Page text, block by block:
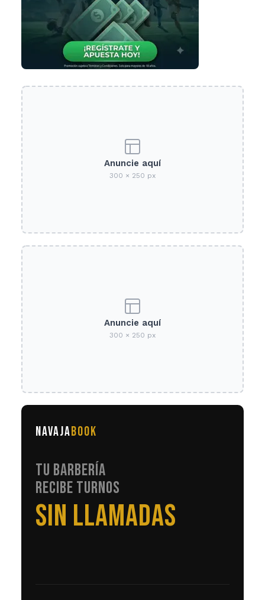
Anuncie aquí
300 × 250 px
Anuncie aquí
300 × 250 px
NAVAJABOOK
TU BARBERÍA
RECIBE TURNOS
EN AUTOMÁTICO